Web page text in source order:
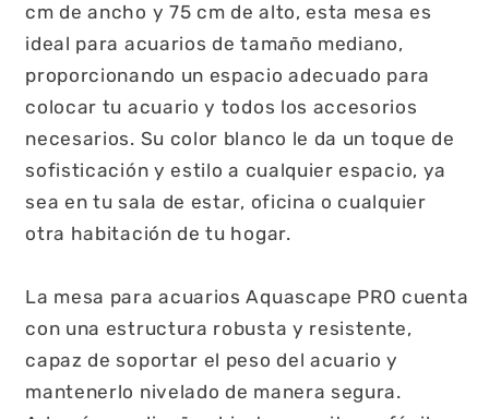
cm de ancho y 75 cm de alto, esta mesa es
ideal para acuarios de tamaño mediano,
proporcionando un espacio adecuado para
colocar tu acuario y todos los accesorios
necesarios. Su color blanco le da un toque de
sofisticación y estilo a cualquier espacio, ya
sea en tu sala de estar, oficina o cualquier
otra habitación de tu hogar.
La mesa para acuarios Aquascape PRO cuenta
con una estructura robusta y resistente,
capaz de soportar el peso del acuario y
mantenerlo nivelado de manera segura.